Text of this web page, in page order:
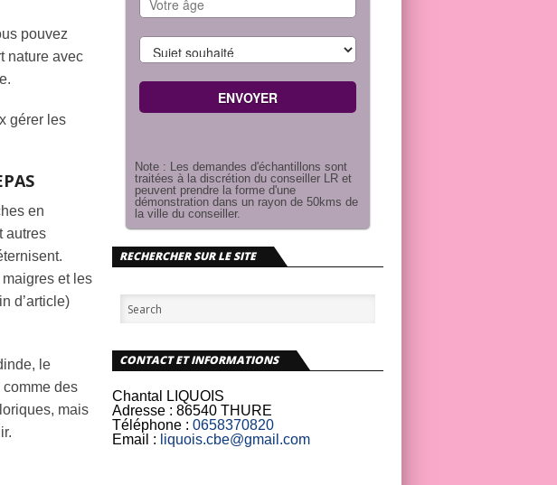
pouvez
nature avec
gérer les
en
autres
et les
d’article)
le
des
mais
Note : Les demandes d'échantillons sont
traitées à la discrétion du conseiller LR et
peuvent prendre la forme d'une
démonstration dans un rayon de 50kms de
la ville du conseiller.
RECHERCHER SUR LE SITE
CONTACT ET INFORMATIONS
Chantal LIQUOIS
Adresse : 86540 THURE
Téléphone : 0658370820
Email : liquois.cbe@gmail.com